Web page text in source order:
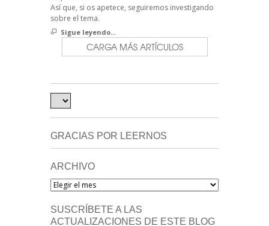
Así que, si os apetece, seguiremos investigando
sobre el tema.
Sigue leyendo...
CARGA MÁS ARTÍCULOS
GRACIAS POR LEERNOS
ARCHIVO
Archivo
SUSCRÍBETE A LAS
ACTUALIZACIONES DE ESTE BLOG